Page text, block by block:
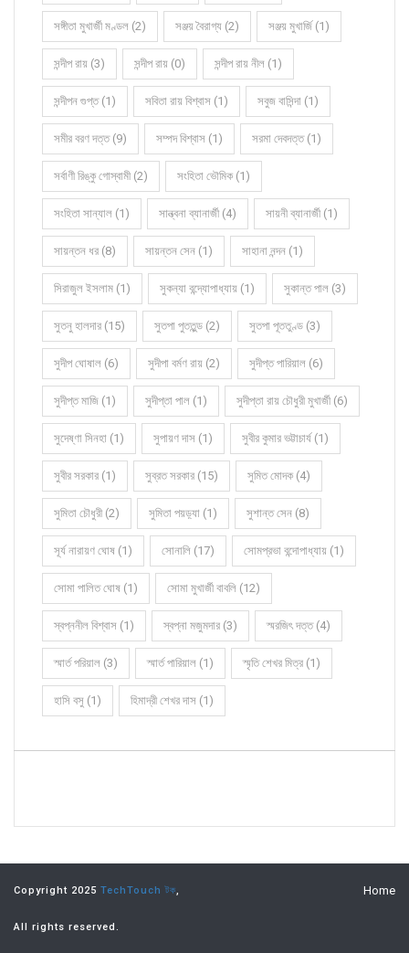
সঙ্গীতা মুখার্জী মণ্ডল (2) সঞ্জয় বৈরাগ্য (2) সঞ্জয় মুখার্জি (1)
সন্দীপ রায় (3) সন্দীপ রায় (0) সন্দীপ রায় নীল (1)
সন্দীপন গুপ্ত (1) সবিতা রায় বিশ্বাস (1) সবুজ বাসিন্দা (1)
সমীর বরণ দত্ত (9) সম্পদ বিশ্বাস (1) সরমা দেবদত্ত (1)
সর্বাণী রিঙ্কু গোস্বামী (2) সংহিতা ভৌমিক (1)
সংহিতা সান্যাল (1) সান্ত্বনা ব্যানার্জী (4) সায়নী ব্যানার্জী (1)
সায়ন্তন ধর (8) সায়ন্তন সেন (1) সাহানা নন্দন (1)
সিরাজুল ইসলাম (1) সুকন্যা বন্দ্যোপাধ্যায় (1) সুকান্ত পাল (3)
সুতনু হালদার (15) সুতপা পুততুন্ড (2) সুতপা পূততুণ্ড (3)
সুদীপ ঘোষাল (6) সুদীপা বর্মণ রায় (2) সুদীপ্ত পারিয়াল (6)
সুদীপ্ত মাজি (1) সুদীপ্তা পাল (1) সুদীপ্তা রায় চৌধুরী মুখার্জী (6)
সুদেষ্ণা সিনহা (1) সুপায়ণ দাস (1) সুবীর কুমার ভট্টাচার্য (1)
সুবীর সরকার (1) সুব্রত সরকার (15) সুমিত মোদক (4)
সুমিতা চৌধুরী (2) সুমিতা পয়ড়্যা (1) সুশান্ত সেন (8)
সূর্য নারায়ণ ঘোষ (1) সোনালি (17) সোমপ্রভা বন্দোপাধ্যায় (1)
সোমা পালিত ঘোষ (1) সোমা মুখার্জী বাবলি (12)
স্বপ্ননীল বিশ্বাস (1) স্বপ্না মজুমদার (3) স্মরজিৎ দত্ত (4)
স্মার্ত পরিয়াল (3) স্মার্ত পারিয়াল (1) স্মৃতি শেখর মিত্র (1)
হাসি বসু (1) হিমাদ্রী শেখর দাস (1)
Copyright 2025 TechTouch টক,
All rights reserved.
Home